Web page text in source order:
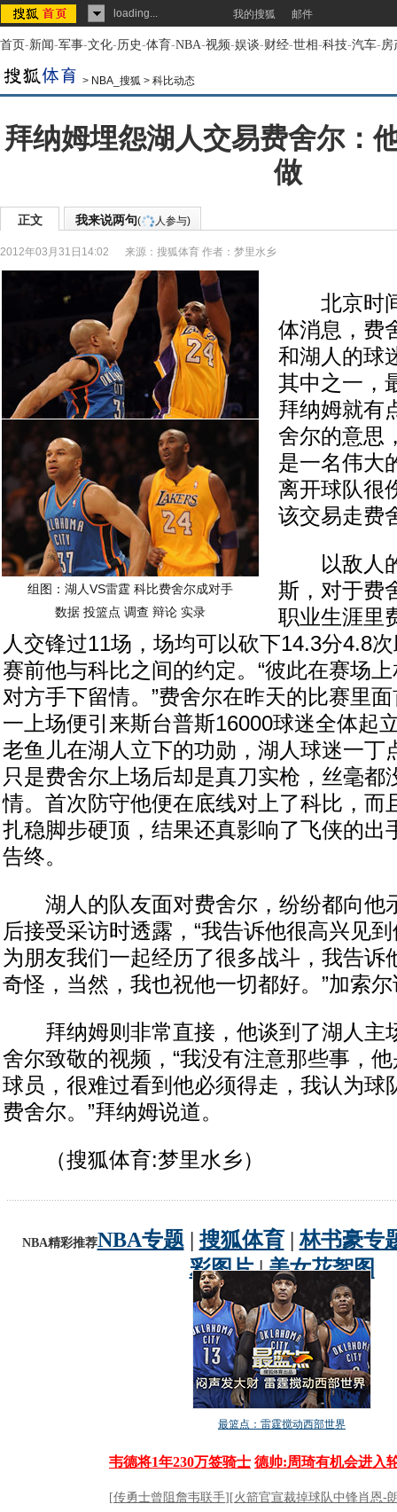
loading... 我的搜狐 邮件
首页-新闻-军事-文化-历史-体育-NBA-视频-娱谈-财经-世相-科技-汽车-房
> NBA_搜狐 > 科比动态
拜纳姆埋怨湖人交易费舍尔：
做
正文 我来说两句( 人参与)
2012年03月31日14:02 来源： 搜狐体育 作者：梦里水乡
组图：湖人VS雷霆 科比费舍尔成对手
数据 投篮点 调查 辩论 实录
北京时间
体消息，费
和湖人的球
其中之一，
拜纳姆就有
舍尔的意思
是一名伟大
离开球队很
该交易走费
以敌人的
斯，对于费
职业生涯里
人交锋过11场，场均可以砍下14.3分4.8
赛前他与科比之间的约定。“彼此在赛场
对方手下留情。”费舍尔在昨天的比赛里
一上场便引来斯台普斯16000球迷全体起
老鱼儿在湖人立下的功勋，湖人球迷一丁
只是费舍尔上场后却是真刀实枪，丝毫都
情。首次防守他便在底线对上了科比，而
扎稳脚步硬顶，结果还真影响了飞侠的出
告终。
湖人的队友面对费舍尔，纷纷都向他
后接受采访时透露，“我告诉他很高兴见
为朋友我们一起经历了很多战斗，我告诉
奇怪，当然，我也祝他一切都好。”加索
拜纳姆则非常直接，他谈到了湖人主
舍尔致敬的视频，“我没有注意那些事，
球员，很难过看到他必须得走，我认为球
费舍尔。”拜纳姆说道。
（搜狐体育:梦里水乡）